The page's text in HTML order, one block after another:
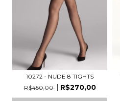
10272 - NUDE 8 TIGHTS
R$450,00
R$270,00